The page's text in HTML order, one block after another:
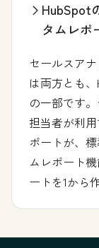
HubSpot
タムレポ
セールスア
は両方とも
の一部です
担当者が利
ポートが、
ムレポート
ートを1から